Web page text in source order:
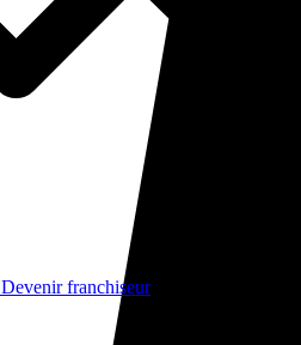
Devenir franchiseur